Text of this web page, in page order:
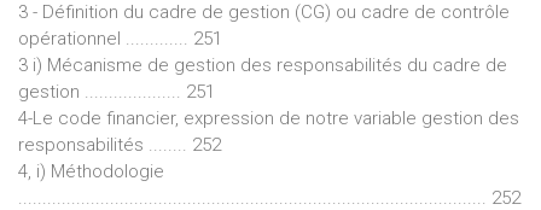
3 - Définition du cadre de gestion (CG) ou cadre de contrôle
opérationnel ............. 251
3 i) Mécanisme de gestion des responsabilités du cadre de
gestion .................... 251
4-Le code financier, expression de notre variable gestion des
responsabilités ........ 252
4, i) Méthodologie
................................................................................................. 252